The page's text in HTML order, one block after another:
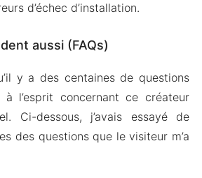
d’échec d’installation.
aussi (FAQs)
y a des centaines de questions
l’esprit concernant ce créateur
Ci-dessous, j’avais essayé de
des questions que le visiteur m’a